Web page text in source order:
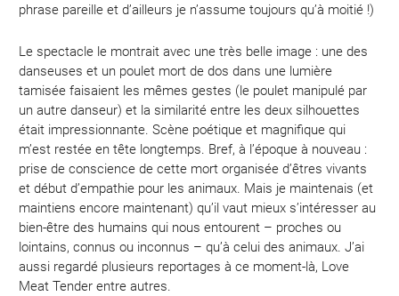
phrase pareille et d’ailleurs je n’assume toujours qu’à moitié !)
Le spectacle le montrait avec une très belle image : une des
danseuses et un poulet mort de dos dans une lumière
tamisée faisaient les mêmes gestes (le poulet manipulé par
un autre danseur) et la similarité entre les deux silhouettes
était impressionnante. Scène poétique et magnifique qui
m’est restée en tête longtemps. Bref, à l’époque à nouveau :
prise de conscience de cette mort organisée d’êtres vivants
et début d’empathie pour les animaux. Mais je maintenais (et
maintiens encore maintenant) qu’il vaut mieux s’intéresser au
bien-être des humains qui nous entourent – proches ou
lointains, connus ou inconnus – qu’à celui des animaux. J’ai
aussi regardé plusieurs reportages à ce moment-là, Love
Meat Tender entre autres.